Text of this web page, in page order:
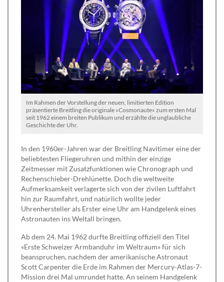
Im Rahmen der Vorstellung der neuen, limitierten Edition
präsentierte Breitling die originale «Cosmonaute» zum ersten Mal
seit 1962 einem breiten Publikum und erzählte die unglaubliche
Geschichte der Uhr.
In den 1960er-Jahren war der Breitling Navitimer eine der
beliebtesten Fliegeruhren und mithin der einzige
Zeitmesser mit Zusatzfunktionen wie Chronograph und
Rechenschieber-Drehlünette. Doch die weltweite
Aufmerksamkeit verlagerte sich von der zivilen Luftfahrt
hin zur Raumfahrt, und natürlich wollte jeder
Uhrenhersteller als Erster eine Uhr am Handgelenk eines
Astronauten ins Weltall bringen.
Ab dem 24. Mai 1962 durfte Breitling offiziell den Titel
«Erste Schweizer Armbanduhr im Weltraum» für sich
beanspruchen, nachdem der amerikanische Astronaut
Scott Carpenter die Erde im Rahmen der Mercury-Atlas-7-
Mission drei Mal umrundet hatte. An seinem Handgelenk